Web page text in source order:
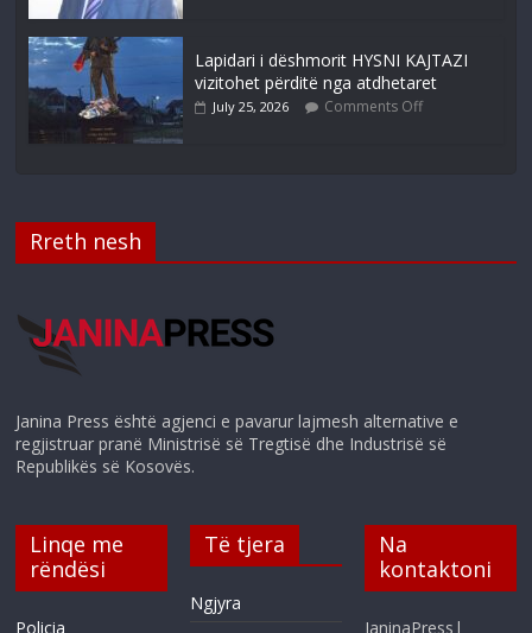
Lapidari i dëshmorit HYSNI KAJTAZI
vizitohet përditë nga atdhetaret
July 25, 2026 Comments Off
Rreth nesh
Janina Press është agjenci e pavarur lajmesh alternative e
regjistruar pranë Ministrisë së Tregtisë dhe Industrisë së
Republikës së Kosovës.
Linqe me
rëndësi
Policia
Të tjera
Ngjyra
Na
kontaktoni
JaninaPress|